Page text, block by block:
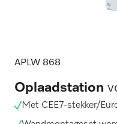
APLW 868
Oplaadstation
Met CEE7-stekker/